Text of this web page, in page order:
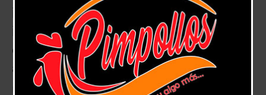
importancia de aprobación de esta
iniciativa «Por primera vez en chile,
en el año 2020 vamos a poder elegir
a nuestras autoridades regionales»
23 diciembre, 2017 Nacional